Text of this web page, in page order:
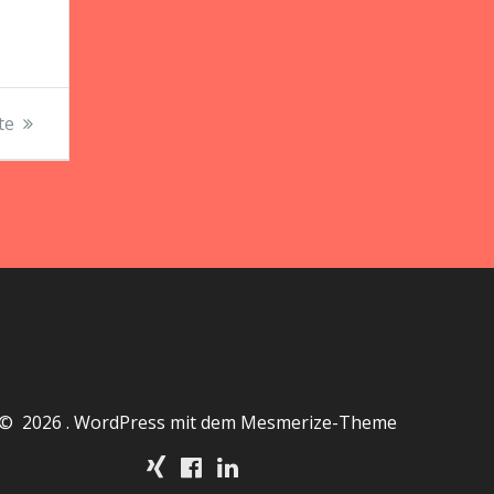
2026 . WordPress mit dem Mesmerize-Theme